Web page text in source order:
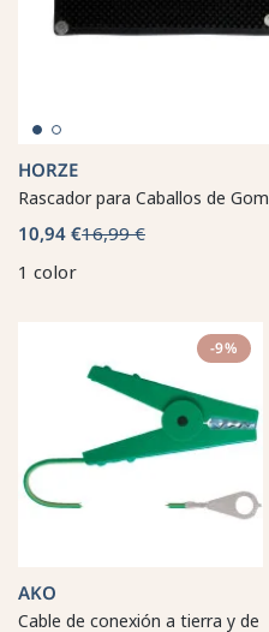
HORZE
Rascador para Caballos de
10,94 €16,99 €
1 color
-9%
AKO
Cable de conexión a tierra y de